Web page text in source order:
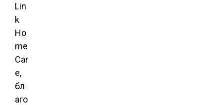
Lin
k
Ho
me
Car
e,
бл
аго